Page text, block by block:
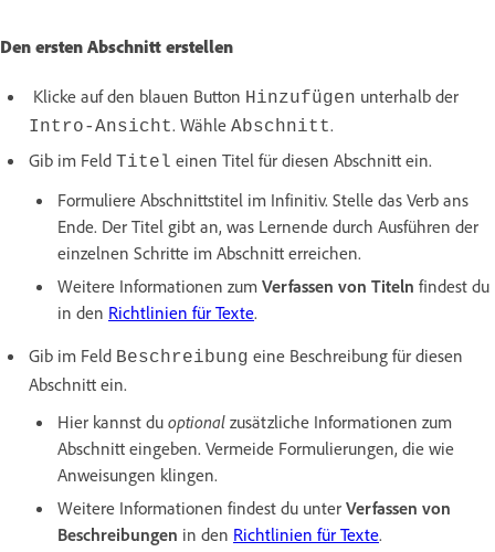
Den ersten Abschnitt erstellen
Klicke auf den blauen Button Hinzufügen unterhalb der
Intro-Ansicht. Wähle Abschnitt.
Gib im Feld Titel einen Titel für diesen Abschnitt ein.
Formuliere Abschnittstitel im Infinitiv. Stelle das Verb ans
Ende. Der Titel gibt an, was Lernende durch Ausführen der
einzelnen Schritte im Abschnitt erreichen.
Weitere Informationen zum Verfassen von Titeln findest du
in den Richtlinien für Texte.
Gib im Feld Beschreibung eine Beschreibung für diesen
Abschnitt ein.
Hier kannst du optional zusätzliche Informationen zum
Abschnitt eingeben. Vermeide Formulierungen, die wie
Anweisungen klingen.
Weitere Informationen findest du unter Verfassen von
Beschreibungen in den Richtlinien für Texte.